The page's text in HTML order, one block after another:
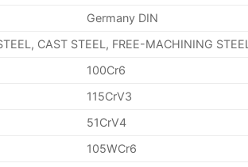
Germany DIN
CAST STEEL, FREE-MACHINING STEEL
100Cr6
115CrV3
51CrV4
105WCr6